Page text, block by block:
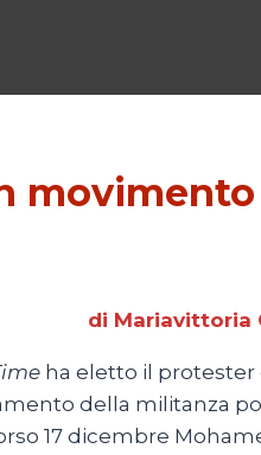
movimento
di Mariavittoria
ha eletto il
della militanza
17 dicembre